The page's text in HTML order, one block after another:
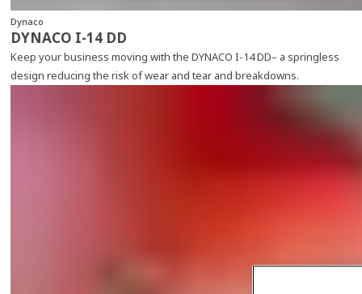
Dynaco
DYNACO I-14 DD
Keep your business moving with the DYNACO I-14 DD– a springless
design reducing the risk of wear and tear and breakdowns.